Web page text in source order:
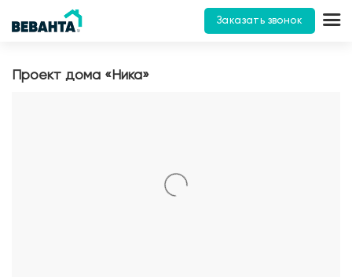
Заказать звонок
Проект дома «Ника»